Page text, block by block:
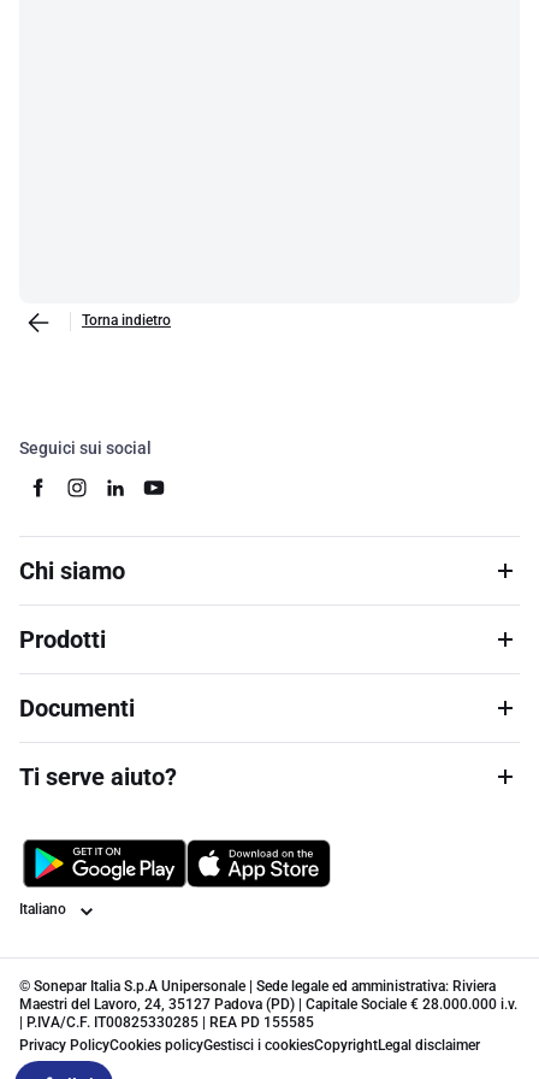
Torna indietro
Seguici sui social
Chi siamo
Prodotti
Documenti
Ti serve aiuto?
Lingua
© Sonepar Italia S.p.A Unipersonale | Sede legale ed amministrativa: Riviera
Maestri del Lavoro, 24, 35127 Padova (PD) | Capitale Sociale € 28.000.000 i.v.
| P.IVA/C.F. IT00825330285 | REA PD 155585
Privacy PolicyCookies policyGestisci i cookiesCopyrightLegal disclaimer